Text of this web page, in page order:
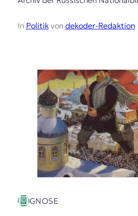
In Politikvon dekoder-Redaktion
GNOSE